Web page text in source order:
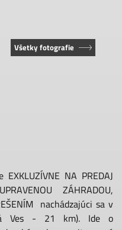
Všetky fotografie
NA PREDAJ
ZÁHRADOU,
nachádzajúci sa v
Ves - 21 km). Ide o